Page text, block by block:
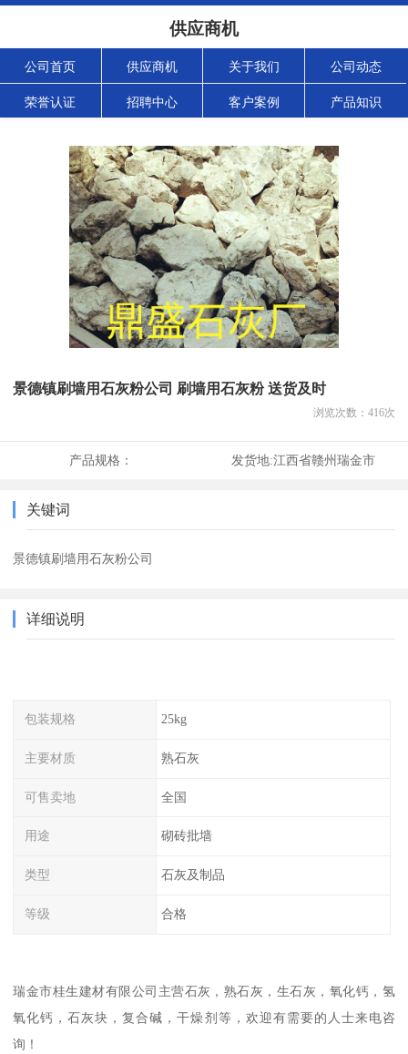
供应商机
公司首页 供应商机 关于我们 公司动态
荣誉认证 招聘中心 客户案例 产品知识
景德镇刷墙用石灰粉公司 刷墙用石灰粉 送货及时
浏览次数： 416次
产品规格： 发货地:江西省赣州瑞金市
关键词
景德镇刷墙用石灰粉公司
详细说明
包装规格 25kg
主要材质 熟石灰
可售卖地 全国
用途 砌砖批墙
类型 石灰及制品
等级 合格
瑞金市桂生建材有限公司主营石灰，熟石灰，生石灰，氧化钙，氢
氧化钙，石灰块，复合碱，干燥剂等，欢迎有需要的人士来电咨
询！